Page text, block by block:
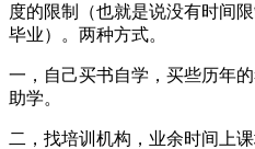
度的限制（也就是说没有时间
毕业）。两种方式。
一，自己买书自学，买些历年
助学。
二，找培训机构，业余时间上课